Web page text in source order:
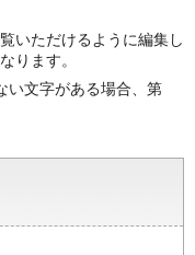
いただけるように編集し
ります。
い文字がある場合、第